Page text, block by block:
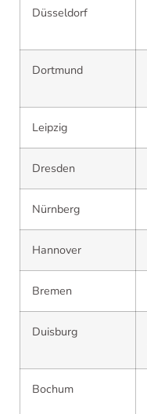
Düsseldorf
Dortmund
Leipzig
Dresden
Nürnberg
Hannover
Bremen
Duisburg
Bochum